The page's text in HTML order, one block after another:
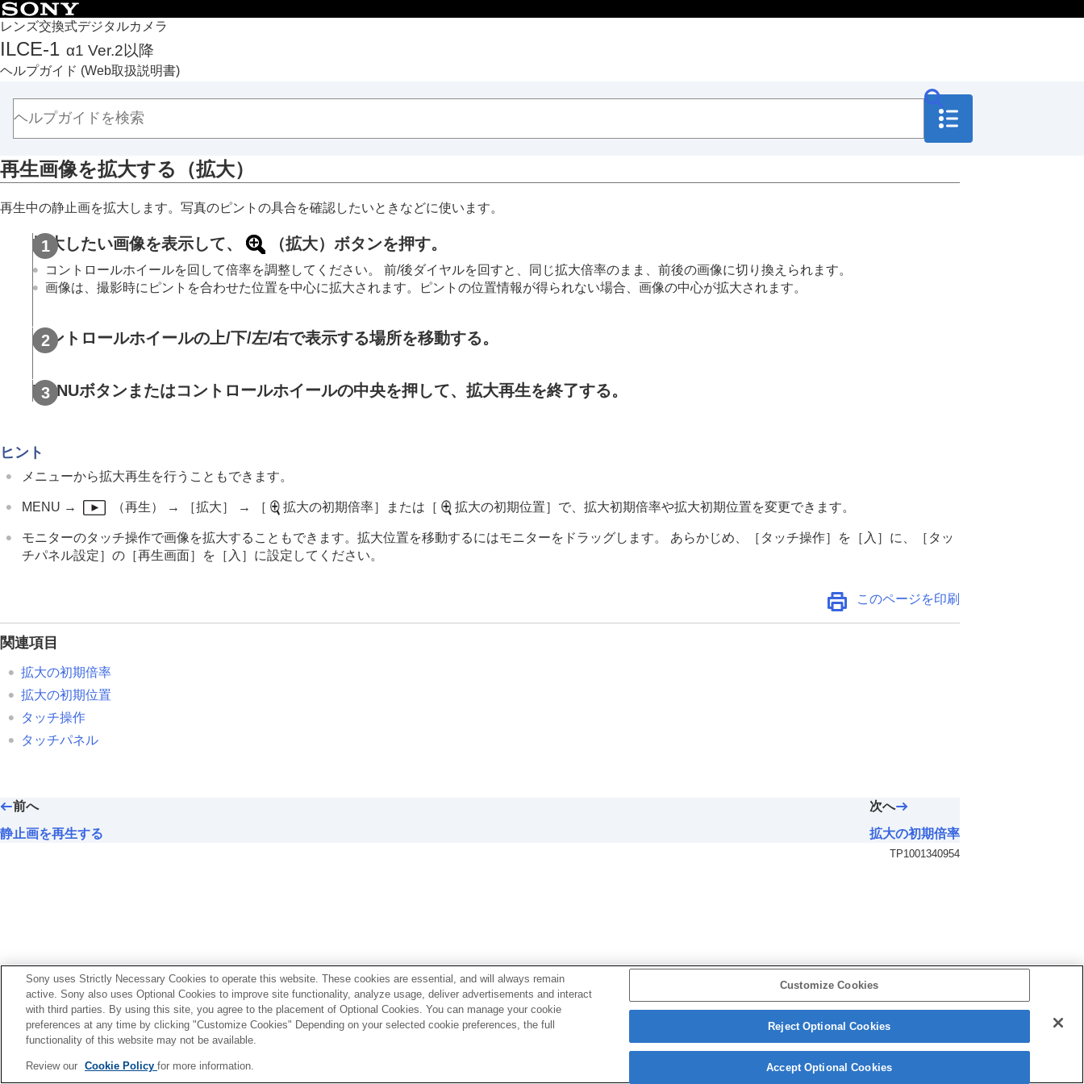
レンズ交換式デジタルカメラ
ILCE-1 α1 Ver.2以降
ヘルプガイド (Web取扱説明書)
トップページ
ヘルプガイドの使いかた
必ずお読みください
本体と付属品を確認する
本機の基本操作
MENU一覧から機能を探す
撮影機能を活用する
カメラをカスタマイズする
再生する
複数メディアの再生設定
静止画を再生する
記録画像を自動的に回転させる（
動画を再生する
再生/モニタリング音量
4ch音声のモニタリング（動画）
スライドショーで再生する（ スライドショー
撮影した画像を保護する（
画像に情報を追加する
動画から静止画を切り出す
カメラの設定を変更する
再生画像を拡大する（拡大）
再生中の静止画を拡大します。写真のピントの具合を確認したいときなどに使います。
拡大したい画像を表示して、 （拡大）ボタンを押す。
コントロールホイールを回して倍率を調整してください。 前/後ダイヤルを回すと、同じ拡大倍率のまま、前後の画像に切り換えられます。
画像は、撮影時にピントを合わせた位置を中心に拡大されます。ピントの位置情報が得られない場合、画像の中心が拡大されます。
コントロールホイールの上/下/左/右で表示する場所を移動する。
MENUボタンまたはコントロールホイールの中央を押して、拡大再生を終了する。
ヒント
メニューから拡大再生を行うこともできます。
MENU → （再生） → ［拡大］ → ［ 拡大の初期倍率］ または ［ 拡大の初期位置］ で、拡大初期倍率や拡大初期位置を変更できます。
モニターのタッチ操作で画像を拡大することもできます。拡大位置を移動するにはモニターをドラッグします。 あらかじめ、 ［タッチ操作］ を ［入］ に、
［タッ
チパネル設定］の ［再生画面］ を ［入］ に設定してください。
このページを印刷
関連項目
拡大の初期倍率
拡大の初期位置
タッチ操作
タッチパネル
前へ
静止画を再生する
次へ
拡大の初期倍率
TP1001340954
お使いのカメラの本体ソフトウェアがVer.2.00未満の場合は下記URLのヘルプガイドをご覧ください。
https://helpguide.sony.net/ilc/2040/v1/ja/index.html
言語選択ページへ
5-060-285-03(2)
Sony uses Strictly Necessary Cookies to operate this website. These cookies are essential, and will always remain
active. Sony also uses Optional Cookies to improve site functionality, analyze usage, deliver advertisements and interact
with third parties. By using this site, you agree to the placement of Optional Cookies. You can manage your cookie
preferences at any time by clicking "Customize Cookies" Depending on your selected cookie preferences, the full
functionality of this website may not be available.
Review our Cookie Policy for more information.
Customize Cookies
Reject Optional Cookies
Accept Optional Cookies